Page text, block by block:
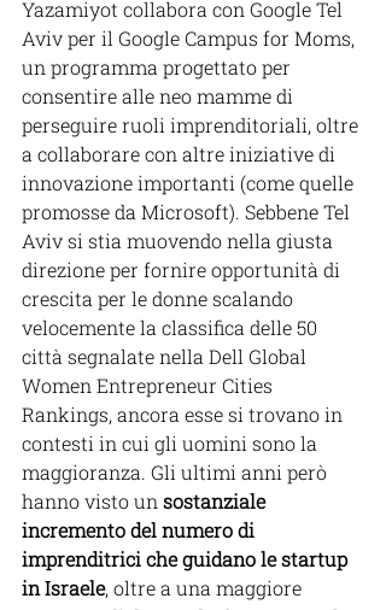
Yazamiyot collabora con Google Tel
Aviv per il Google Campus for Moms,
un programma progettato per
consentire alle neo mamme di
perseguire ruoli imprenditoriali, oltre
a collaborare con altre iniziative di
innovazione importanti (come quelle
promosse da Microsoft). Sebbene Tel
Aviv si stia muovendo nella giusta
direzione per fornire opportunità di
crescita per le donne scalando
velocemente la classifica delle 50
città segnalate nella Dell Global
Women Entrepreneur Cities
Rankings, ancora esse si trovano in
contesti in cui gli uomini sono la
maggioranza. Gli ultimi anni però
hanno visto un sostanziale
incremento del numero di
imprenditrici che guidano le startup
in Israele, oltre a una maggiore